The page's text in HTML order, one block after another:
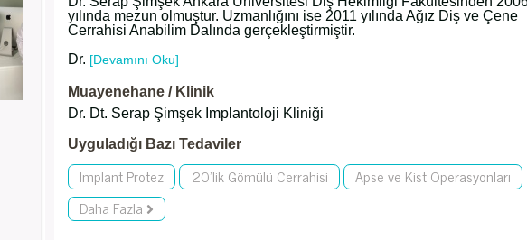
yılında mezun olmuştur. Uzmanlığını ise 2011 yılında Ağız Diş ve Çene
Cerrahisi Anabilim Dalında gerçekleştirmiştir.
Dr. [Devamını Oku]
Muayenehane / Klinik
Dr. Dt. Serap Şimşek Implantoloji Kliniği
Uyguladığı Bazı Tedaviler
Implant Protez 20'lik Gömülü Cerrahisi
Apse ve Kist Operasyonları
Daha Fazla